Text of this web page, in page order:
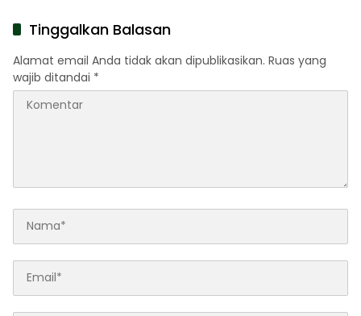
Tinggalkan Balasan
Alamat email Anda tidak akan dipublikasikan. Ruas yang
wajib ditandai *